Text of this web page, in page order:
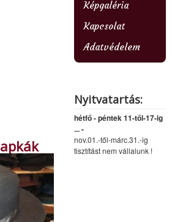
Képgaléria
Kapcsolat
Adatvédelem
Nyitvatartás:
hétfő - péntek 11-től-17-ig
... -
nov.01.-től-márc.31.-ig
tisztítást nem vállalunk !